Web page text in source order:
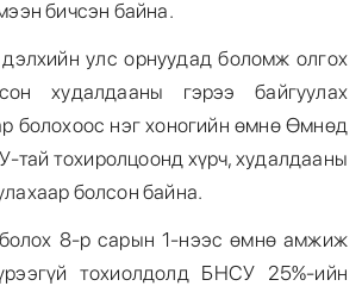
бичсэн байна.
улс орнуудад боломж олгох
худалдааны гэрээ байгуулах
болохоос нэг хоногийн өмнө Өмнөд
тай тохиролцоонд хүрч, худалдааны
болсон байна.
8-р сарын 1-нээс өмнө амжиж
тохиолдолд БНСУ 25%-ийн